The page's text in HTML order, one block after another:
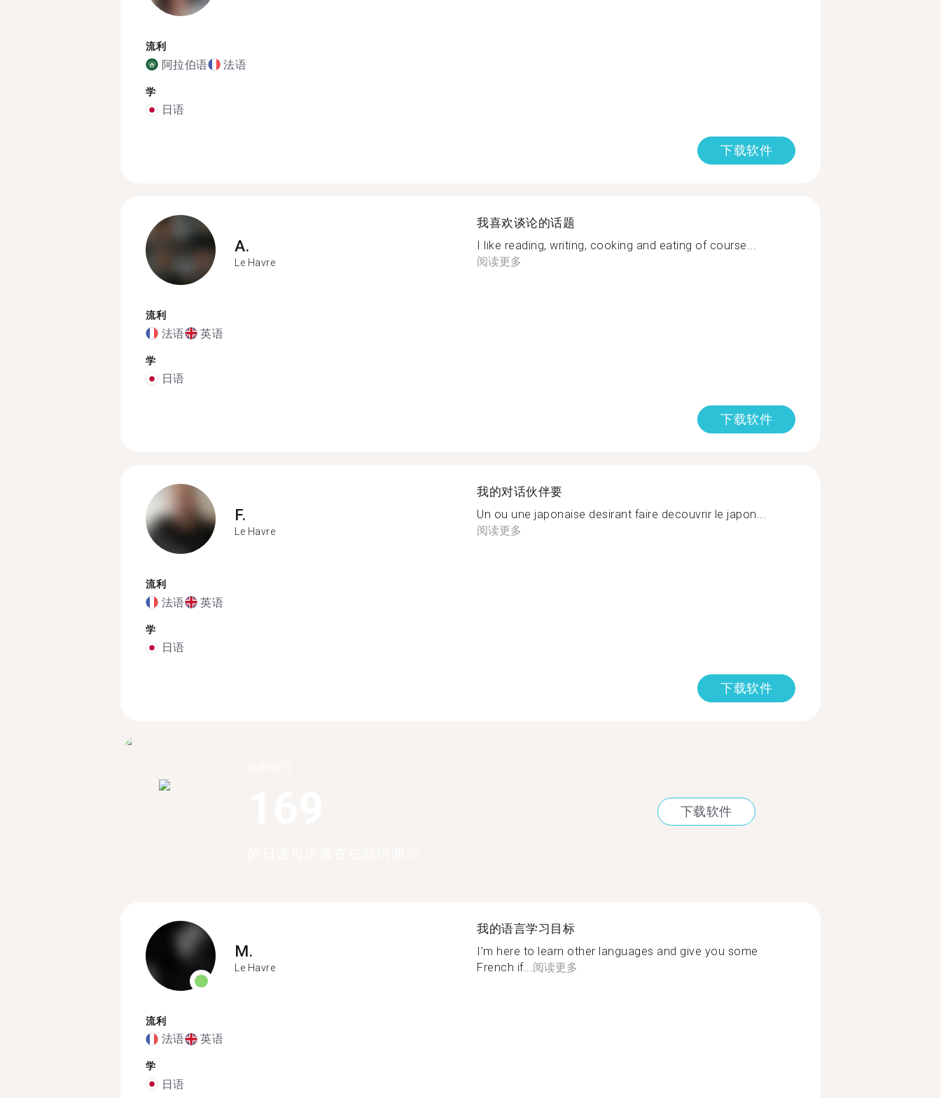
流利
阿拉伯语 法语
学
日语
下载软件
A.
Le Havre
流利
法语 英语
学
日语
我喜欢谈论的话题
I like reading, writing, cooking and eating of course...
阅读更多
下载软件
F.
Le Havre
流利
法语 英语
学
日语
我的对话伙伴要
Un ou une japonaise desirant faire decouvrir le japon...
阅读更多
下载软件
下载软件
M.
Le Havre
流利
法语 英语
学
日语
我的语言学习目标
I’m here to learn other languages and give you some
French if... 阅读更多